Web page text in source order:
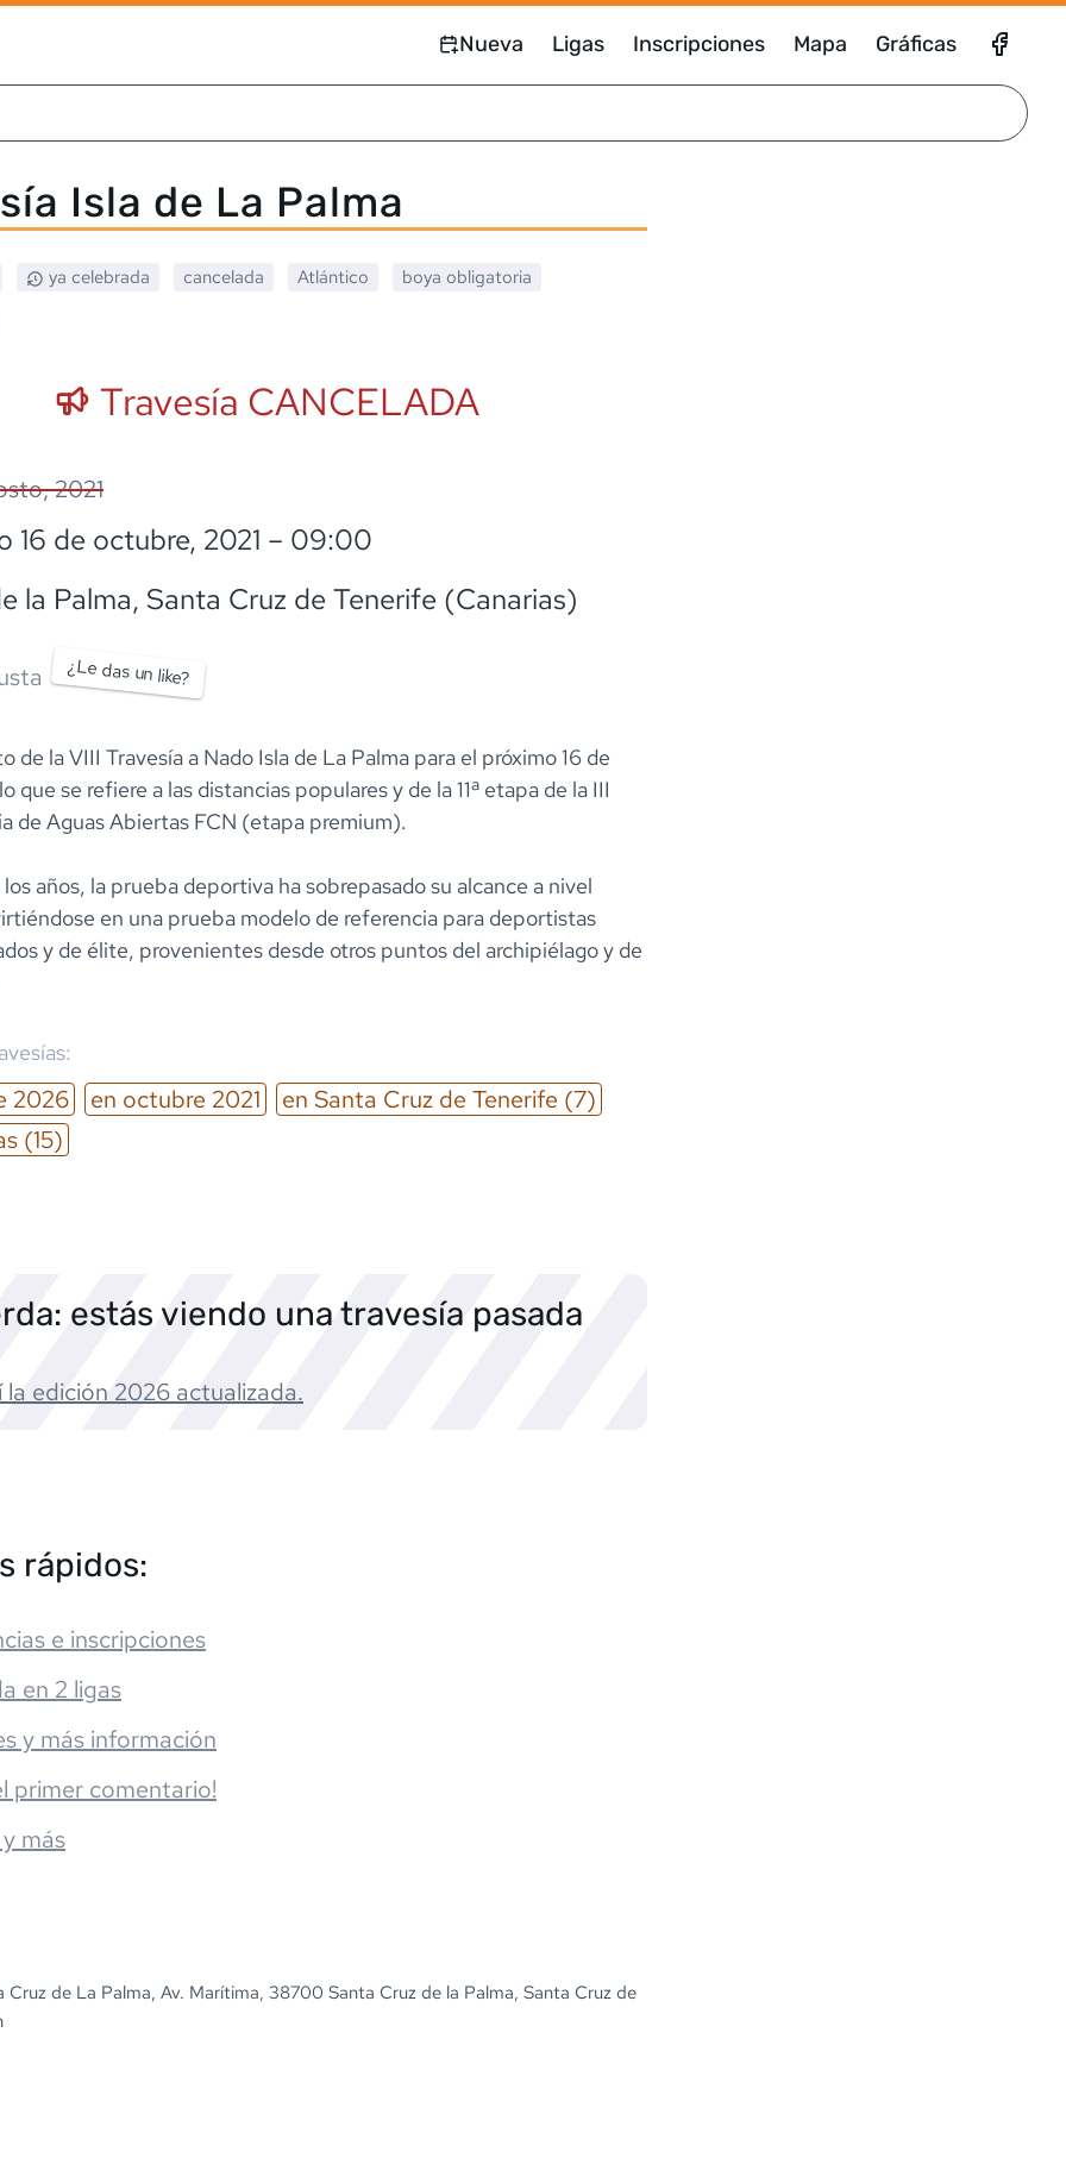
Nueva Ligas Inscripciones Mapa Gráficas
Isla de La Palma
ya celebrada cancelada Atlántico
boya obligatoria
Travesía CANCELADA
2021
16 de octubre, 2021 – 09:00
la Palma, Santa Cruz de Tenerife (Canarias)
¿Le das un like?
de la VIII Travesía a Nado Isla de La Palma para el próximo 16 de
que se refiere a las distancias populares y de la 11ª etapa de la III
de Aguas Abiertas FCN (etapa premium).
años, la prueba deportiva ha sobrepasado su alcance a nivel
en una prueba modelo de referencia para deportistas
y de élite, provenientes desde otros puntos del archipiélago y de
2026 en octubre 2021 en Santa Cruz de Tenerife (7)
(15)
estás viendo una travesía pasada
la edición 2026 actualizada.
rápidos:
e inscripciones
en 2 ligas
y más información
primer comentario!
más
Cruz de La Palma, Av. Marítima, 38700 Santa Cruz de la Palma, Santa Cruz de